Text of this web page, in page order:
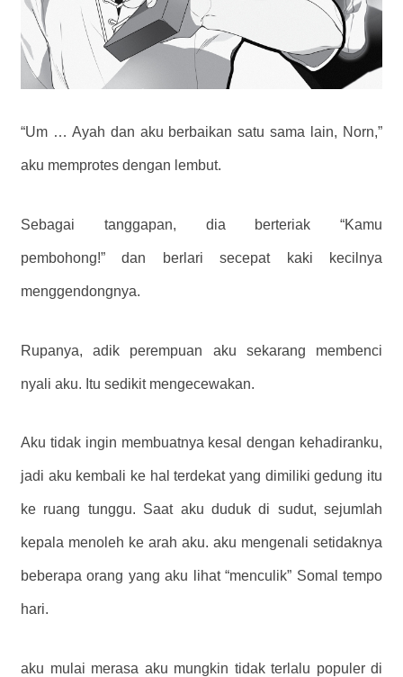
“Um … Ayah dan aku berbaikan satu sama lain, Norn,”
aku memprotes dengan lembut.
Sebagai tanggapan, dia berteriak “Kamu
pembohong!” dan berlari secepat kaki kecilnya
menggendongnya.
Rupanya, adik perempuan aku sekarang membenci
nyali aku. Itu sedikit mengecewakan.
Aku tidak ingin membuatnya kesal dengan kehadiranku,
jadi aku kembali ke hal terdekat yang dimiliki gedung itu
ke ruang tunggu. Saat aku duduk di sudut, sejumlah
kepala menoleh ke arah aku. aku mengenali setidaknya
beberapa orang yang aku lihat “menculik” Somal tempo
hari.
aku mulai merasa aku mungkin tidak terlalu populer di